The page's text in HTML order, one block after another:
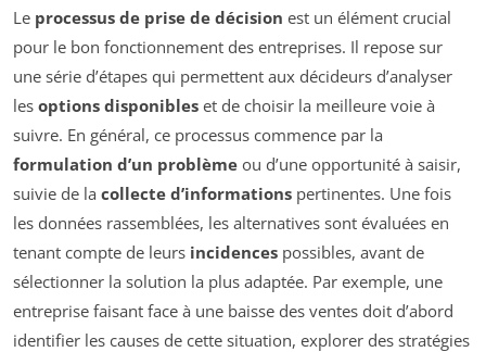
Le processus de prise de décision est un élément crucial
pour le bon fonctionnement des entreprises. Il repose sur
une série d’étapes qui permettent aux décideurs d’analyser
les options disponibles et de choisir la meilleure voie à
suivre. En général, ce processus commence par la
formulation d’un problème ou d’une opportunité à saisir,
suivie de la collecte d’informations pertinentes. Une fois
les données rassemblées, les alternatives sont évaluées en
tenant compte de leurs incidences possibles, avant de
sélectionner la solution la plus adaptée. Par exemple, une
entreprise faisant face à une baisse des ventes doit d’abord
identifier les causes de cette situation, explorer des stratégies